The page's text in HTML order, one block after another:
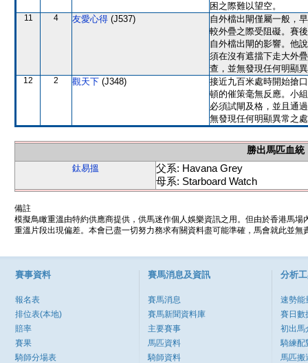
困之際難以望空。
11 4 友愛心得 (J537)
自外檔出閘僅屬一般，
較外疊之際受阻礙。賽
自外檔出閘的影響。他
須在沒有遮擋下走大外
查，並無發現任何明顯
12 2 觀天下 (J348)
接近九百米處時開始搶
頓的催策毫無反應。小
必須試閘及格，並且通
無發現任何明顯異常之
勝出馬匹血統
鈦易搵
父系: Havana Grey
母系: Starboard Watch
備註
模擬鳥瞰重溫由特約供應商提供，供馬迷作個人娛樂資訊之用。但由於香港馬
重溫片段出現偏差。本會已盡一切努力務求有關資料盡可能準確，馬會就此並
賽事資料
報名表
排位表(本地)
賠率
賽果
騎師分場表
賽馬消息及資訊
賽馬消息
賽馬新聞資料庫
主要賽事
馬匹資料
騎師資料
分析
速勢能
賽日數
初出馬
騎練配
馬匹搬